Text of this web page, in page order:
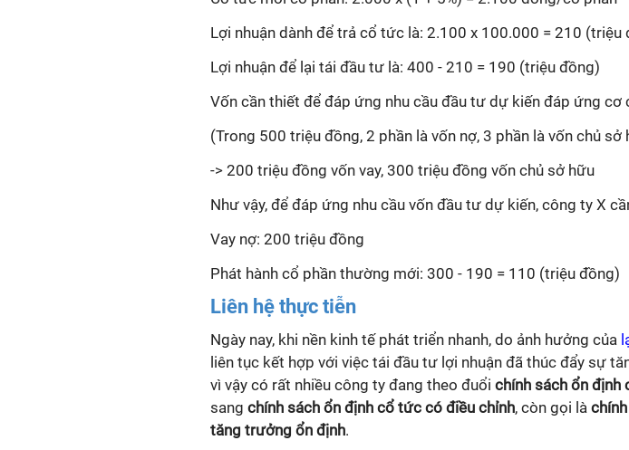
Lợi nhuận dành để trả cổ tức là: 2.100 x 100.000 = 210 (triệu
Lợi nhuận để lại tái đầu tư là: 400 - 210 = 190 (triệu đồng)
Vốn cần thiết để đáp ứng nhu cầu đầu tư dự kiến đáp ứng cơ
(Trong 500 triệu đồng, 2 phần là vốn nợ, 3 phần là vốn chủ sở
-> 200 triệu đồng vốn vay, 300 triệu đồng vốn chủ sở hữu
Như vậy, để đáp ứng nhu cầu vốn đầu tư dự kiến, công ty X
Vay nợ: 200 triệu đồng
Phát hành cổ phần thường mới: 300 - 190 = 110 (triệu đồng)
Liên hệ thực tiễn
Ngày nay, khi nền kinh tế phát triển nhanh, do ảnh hưởng của
liên tục kết hợp với việc tái đầu tư lợi nhuận đã thúc đẩy sự
vì vậy có rất nhiều công ty đang theo đuổi chính sách ổn định
sang chính sách ổn định cổ tức có điều chỉnh, còn gọi là
tăng trưởng ổn định.